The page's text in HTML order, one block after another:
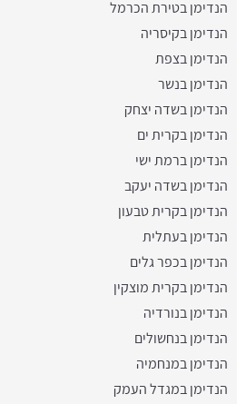
הנדימן בטירת הכרמל
הנדימן בקיסריה
הנדימן בצפת
הנדימן בנשר
הנדימן בשדה יצחק
הנדימן בקרית ים
הנדימן ברמת ישי
הנדימן בשדה יעקב
הנדימן בקרית טבעון
הנדימן בעתלית
הנדימן בכפר גלים
הנדימן בקרית מוצקין
הנדימן בנורדיה
הנדימן בנחשולים
הנדימן במנחמיה
הנדימן במגדל העמק